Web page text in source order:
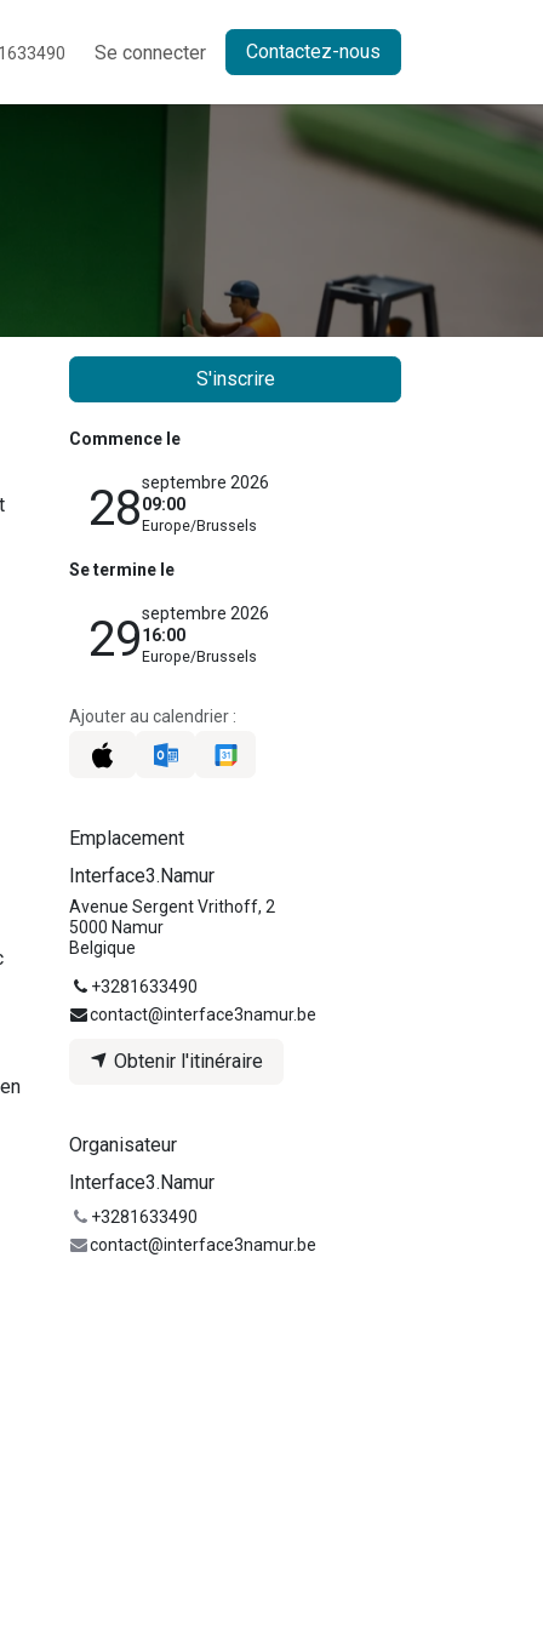
Se connecter Contactez-nous
S'inscrire
Commence le
28septembre 2026
09:00
Europe/Brussels
Se termine le
29septembre 2026
16:00
Europe/Brussels
Ajouter au calendrier :
Emplacement
Interface3.Namur
Avenue Sergent Vrithoff, 2
5000 Namur
Belgique
+3281633490
contact@interface3namur.be
Obtenir l'itinéraire
Organisateur
Interface3.Namur
+3281633490
contact@interface3namur.be